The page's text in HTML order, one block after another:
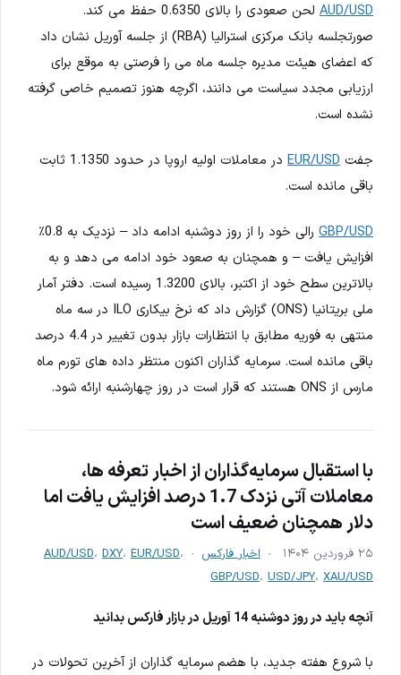
AUD/USD
لحن صعودی را بالای 0.6350 حفظ می کند.
صورتجلسه بانک مرکزی استرالیا (RBA) از جلسه آوریل نشان داد
که اعضای هیئت مدیره جلسه ماه می را فرصتی به موقع برای
ارزیابی مجدد سیاست می دانند، اگرچه هنوز تصمیم خاصی گرفته
نشده است.
جفت EUR/USD
در معاملات اولیه اروپا در حدود 1.1350 ثابت
باقی مانده است.
GBP/USD
رالی خود را از روز دوشنبه ادامه داد – نزدیک به 0.8٪
افزایش یافت – و همچنان به صعود خود ادامه می دهد و به
بالاترین سطح خود از اکتبر، بالای 1.3200 رسیده است. دفتر آمار
ملی بریتانیا (ONS) گزارش داد که نرخ بیکاری ILO در سه ماه
منتهی به فوریه مطابق با انتظارات بازار بدون تغییر در 4.4 درصد
باقی مانده است. سرمایه گذاران اکنون منتظر داده های تورم ماه
مارس از ONS هستند که قرار است در روز چهارشنبه ارائه شود.
با استقبال سرمایه‌گذاران از اخبار تعرفه ها،
معاملات آتی نزدک 1.7 درصد افزایش یافت اما
دلار همچنان ضعیف است
۲۵ فروردین ۱۴۰۴ اخبار فارکس AUD/USD، DXY، EUR/USD،
GBP/USD، USD/JPY، XAU/USD
آنچه باید در روز دوشنبه 14 آوریل در بازار فارکس بدانید
با شروع هفته جدید، با هضم سرمایه گذاران از آخرین تحولات در